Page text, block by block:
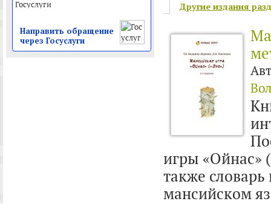
Направить обращение
через Госуслуги
Другие издания
игры «Ойнас»
также
мансийском